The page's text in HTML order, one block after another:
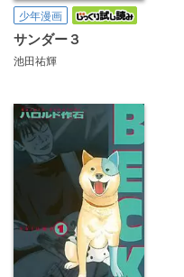
少年漫画
サンダー３
池田祐輝